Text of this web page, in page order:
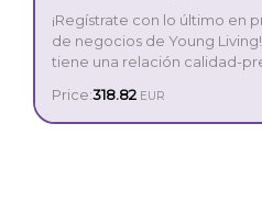
¡Regístrate con lo último en
de negocios de Young
tiene una relación calidad-
aceites esenciales. Se trata
todos aquellos que busquen
Price:318.82 EUR